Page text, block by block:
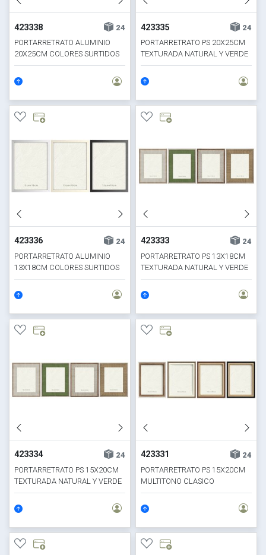
423338
24
PORTARRETRATO ALUMINIO
20X25CM COLORES SURTIDOS
423335
24
PORTARRETRATO PS 20X25CM
TEXTURADA NATURAL Y VERDE
423336
24
PORTARRETRATO ALUMINIO
13X18CM COLORES SURTIDOS
423333
24
PORTARRETRATO PS 13X18CM
TEXTURADA NATURAL Y VERDE
423334
24
PORTARRETRATO PS 15X20CM
TEXTURADA NATURAL Y VERDE
423331
24
PORTARRETRATO PS 15X20CM
MULTITONO CLASICO